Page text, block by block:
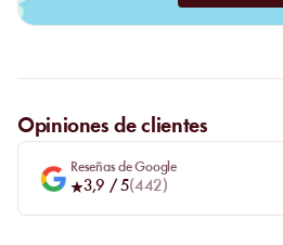
Opiniones de clientes
Reseñas de Google
3,9 / 5(442)